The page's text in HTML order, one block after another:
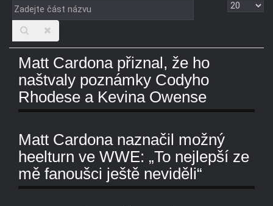
Zadejte
část
názvu
Zobrazit
Matt Cardona přiznal, že ho
naštvaly poznámky Codyho
Rhodese a Kevina Owense
Matt Cardona naznačil možný
heelturn ve WWE: „To nejlepší ze
mě fanoušci ještě neviděli“